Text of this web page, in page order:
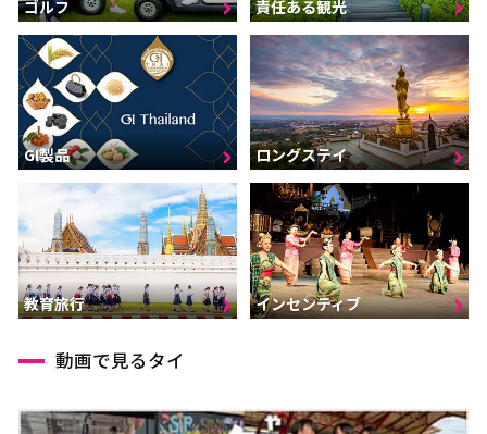
ゴルフ 責任ある観光
GI製品 ロングステイ
教育旅行 インセンティブ
動画で見るタイ